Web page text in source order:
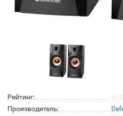
Рейтинг:
Производитель: